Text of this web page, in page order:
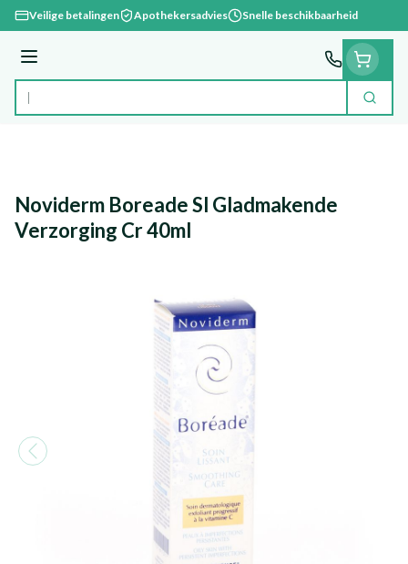
Ga naar de inhoud
Veilige betalingen Apothekersadvies Snelle beschikbaarheid
Menu
Product, merk, categorie... Zoek
Noviderm Boreade Sl Gladmakende
Verzorging Cr 40ml